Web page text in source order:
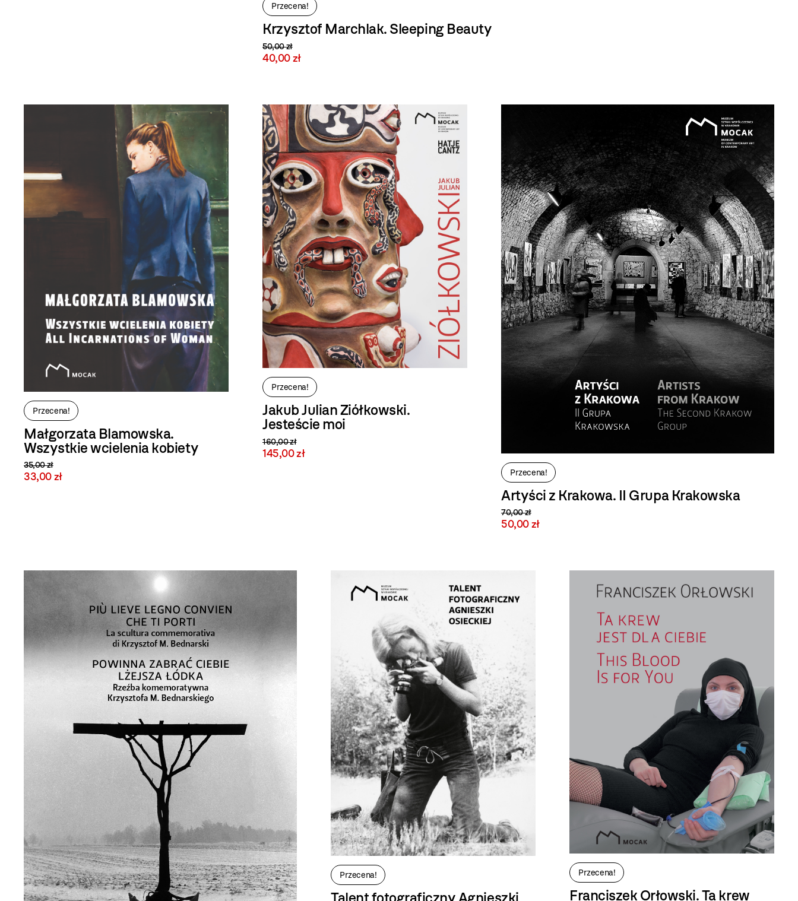
Przecena!
Krzysztof Marchlak. Sleeping Beauty
50,00 zł
40,00 zł
Przecena!
Małgorzata Blamowska.
Wszystkie wcielenia kobiety
35,00 zł
33,00 zł
Przecena!
Jakub Julian Ziółkowski.
Jesteście moi
160,00 zł
145,00 zł
Przecena!
Artyści z Krakowa. II Grupa Krakowska
70,00 zł
50,00 zł
Przecena! Przecena!
Franciszek Orłowski. Ta krew